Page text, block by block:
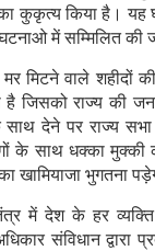
कुकृत्य किया है। यह
में सम्मिलित की
मिटने वाले शहीदों
है जिसको राज्य की
साथ देने पर राज्य
के साथ धक्का
खामियाजा भुगतना
में देश के हर
संविधान द्वारा